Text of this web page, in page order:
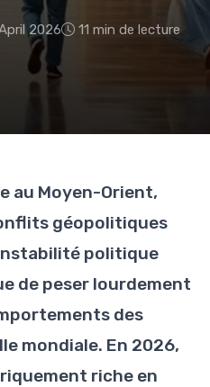
2026 11 min de lecture
au Moyen-Orient,
géopolitiques
politique
de peser lourdement
des
mondiale. En 2026,
riche en